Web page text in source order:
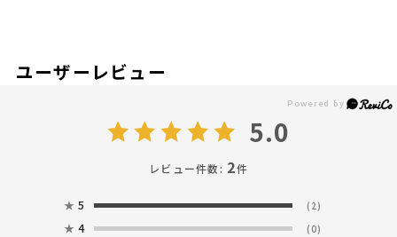
ユーザーレビュー
5.0
レビュー件数: 2件
★ 5 (2)
★ 4 (0)